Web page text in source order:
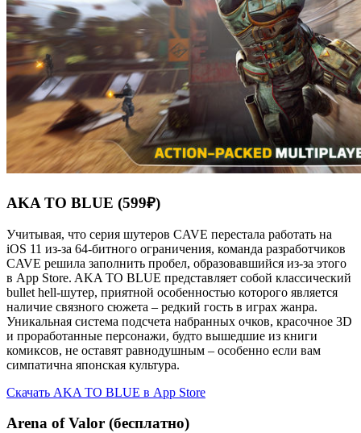
AKA TO BLUE (599₽)
Учитывая, что серия шутеров CAVE перестала работать на
iOS 11 из-за 64-битного ограничения, команда разработчиков
CAVE решила заполнить пробел, образовавшийся из-за этого
в App Store. AKA TO BLUE представляет собой классический
bullet hell-шутер, приятной особенностью которого является
наличие связного сюжета – редкий гость в играх жанра.
Уникальная система подсчета набранных очков, красочное 3D
и проработанные персонажи, будто вышедшие из книги
комиксов, не оставят равнодушным – особенно если вам
симпатична японская культура.
Скачать AKA TO BLUE в App Store
Arena of Valor (бесплатно)